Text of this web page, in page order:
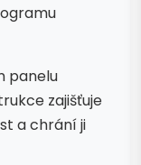
panelu
zajišťuje
a chrání ji